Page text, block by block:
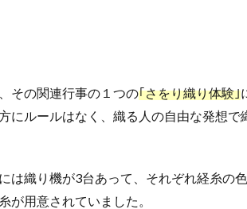
その関連行事の１つの｢さをり織り体験｣
にルールはなく、織る人の自由な発想
は織り機が3台あって、それぞれ経糸の
が用意されていました。